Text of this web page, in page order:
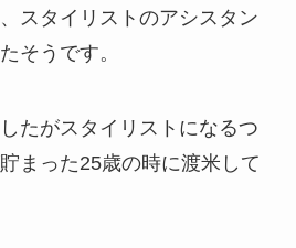
スタイリストのアシスタン
そうです。
たがスタイリストになるつ
まった25歳の時に渡米して